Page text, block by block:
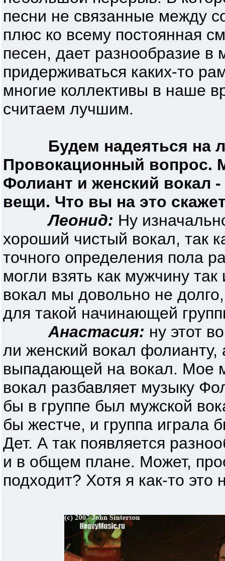
песни не связанные между
плюс ко всему постоянная
песен, дает разнообразие
придерживаться каких-то
многие коллективы в наше
считаем лучшим.
Будем надеяться на
Провокационный вопрос.
Фолиант и женский вокал
вещи. Что вы на это
Леонид: Ну
хороший чистый вокал, так
точного определения пола
могли взять как мужчину
вокал мы довольно не
для такой начинающей
Анастасия: ну этот
ли женский вокал фолианту,
выпадающей на вокал. Мое
вокал разбавляет музыку
бы в группе был мужской
бы жестче, и группа играла
Дет. А так появляется
и в общем плане. Может,
подходит? Хотя я как-то это